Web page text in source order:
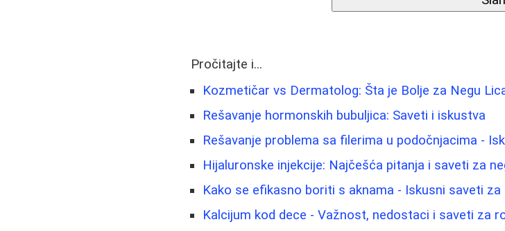
Pročitajte i...
Kozmetičar vs Dermatolog: Šta je Bolje za Negu
Rešavanje hormonskih bubuljica: Saveti i iskustva
Rešavanje problema sa filerima u podočnjacima -
Hijaluronske injekcije: Najčešća pitanja i saveti za
Kako se efikasno boriti s aknama - Iskusni saveti za
Kalcijum kod dece - Važnost, nedostaci i saveti za